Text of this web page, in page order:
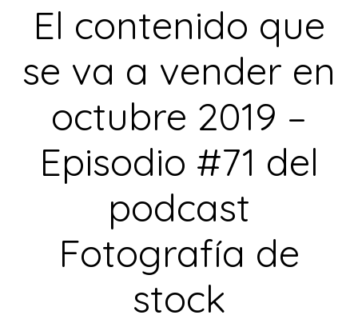
El contenido que
se va a vender en
octubre 2019 –
Episodio #71 del
podcast
Fotografía de
stock